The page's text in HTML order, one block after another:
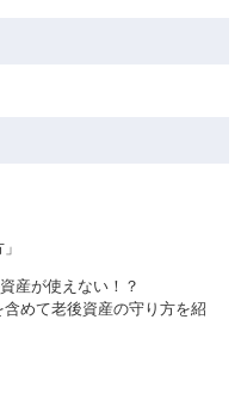
産が使えない！？
めて老後資産の守り方を紹